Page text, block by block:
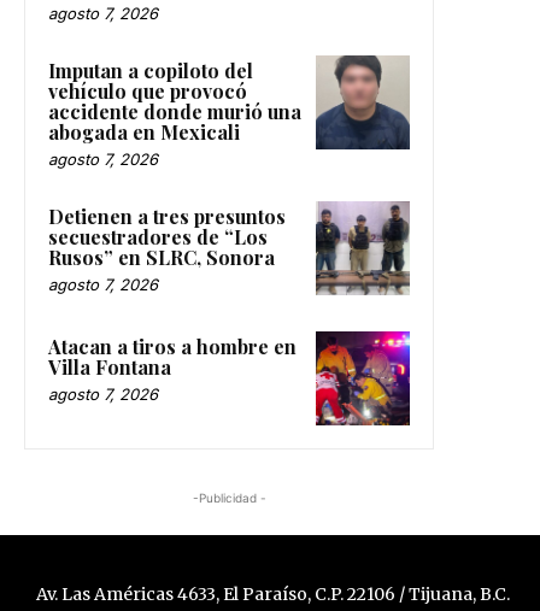
agosto 7, 2026
Imputan a copiloto del
vehículo que provocó
accidente donde murió una
abogada en Mexicali
agosto 7, 2026
Detienen a tres presuntos
secuestradores de “Los
Rusos” en SLRC, Sonora
agosto 7, 2026
Atacan a tiros a hombre en
Villa Fontana
agosto 7, 2026
-Publicidad -
Av. Las Américas 4633, El Paraíso, C.P. 22106 / Tijuana, B.C.